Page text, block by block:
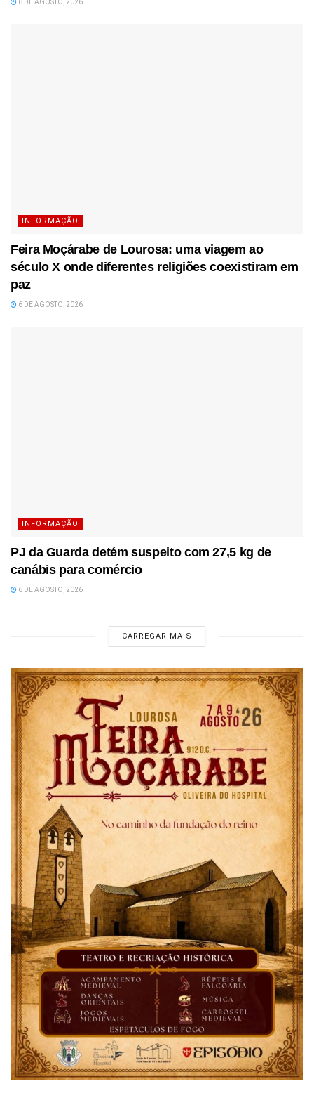
6 DE AGOSTO, 2026
INFORMAÇÃO
Feira Moçárabe de Lourosa: uma viagem ao
século X onde diferentes religiões coexistiram em
paz
6 DE AGOSTO, 2026
INFORMAÇÃO
PJ da Guarda detém suspeito com 27,5 kg de
canábis para comércio
6 DE AGOSTO, 2026
CARREGAR MAIS